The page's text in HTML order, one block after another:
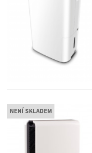
NENÍ SKLADEM